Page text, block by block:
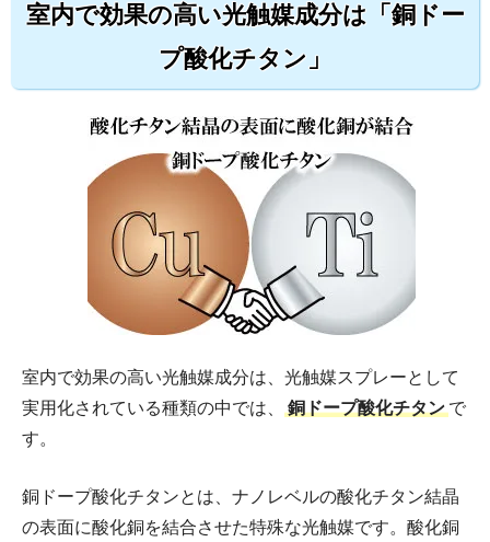
室内で効果の高い光触媒成分は「銅ドー
プ酸化チタン」
室内で効果の高い光触媒成分は、光触媒スプレーとして
実用化されている種類の中では、
銅ドープ酸化チタン で
す。
銅ドープ酸化チタンとは、ナノレベルの酸化チタン結晶
の表面に酸化銅を結合させた特殊な光触媒です。酸化銅